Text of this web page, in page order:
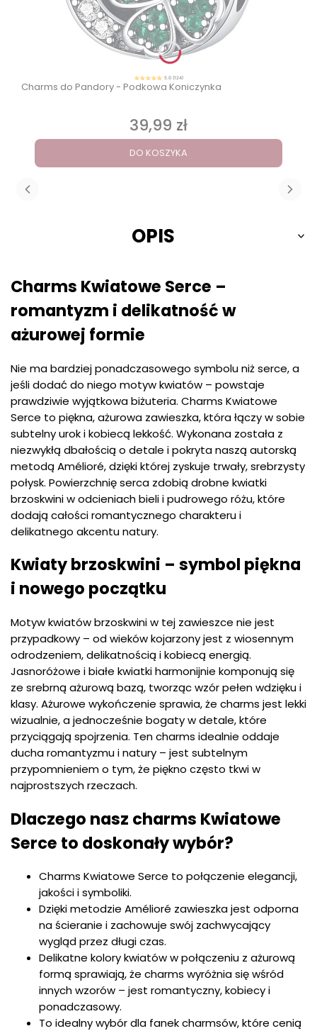
5.0 (124)
Charms do Pandory - Podkowa Koniczynka
Cena
39,99 zł
DO KOSZYKA
OPIS
Charms Kwiatowe Serce –
romantyzm i delikatność w
ażurowej formie
Nie ma bardziej ponadczasowego symbolu niż serce, a
jeśli dodać do niego motyw kwiatów – powstaje
prawdziwie wyjątkowa biżuteria. Charms Kwiatowe
Serce to piękna, ażurowa zawieszka, która łączy w sobie
subtelny urok i kobiecą lekkość. Wykonana została z
niezwykłą dbałością o detale i pokryta naszą autorską
metodą Amélioré, dzięki której zyskuje trwały, srebrzysty
połysk. Powierzchnię serca zdobią drobne kwiatki
brzoskwini w odcieniach bieli i pudrowego różu, które
dodają całości romantycznego charakteru i
delikatnego akcentu natury.
Kwiaty brzoskwini – symbol piękna
i nowego początku
Motyw kwiatów brzoskwini w tej zawieszce nie jest
przypadkowy – od wieków kojarzony jest z wiosennym
odrodzeniem, delikatnością i kobiecą energią.
Jasnoróżowe i białe kwiatki harmonijnie komponują się
ze srebrną ażurową bazą, tworząc wzór pełen wdzięku i
klasy. Ażurowe wykończenie sprawia, że charms jest lekki
wizualnie, a jednocześnie bogaty w detale, które
przyciągają spojrzenia. Ten charms idealnie oddaje
ducha romantyzmu i natury – jest subtelnym
przypomnieniem o tym, że piękno często tkwi w
najprostszych rzeczach.
Dlaczego nasz charms Kwiatowe
Serce to doskonały wybór?
Charms Kwiatowe Serce to połączenie elegancji,
jakości i symboliki.
Dzięki metodzie Amélioré zawieszka jest odporna
na ścieranie i zachowuje swój zachwycający
wygląd przez długi czas.
Delikatne kolory kwiatów w połączeniu z ażurową
formą sprawiają, że charms wyróżnia się wśród
innych wzorów – jest romantyczny, kobiecy i
ponadczasowy.
To idealny wybór dla fanek charmsów, które cenią